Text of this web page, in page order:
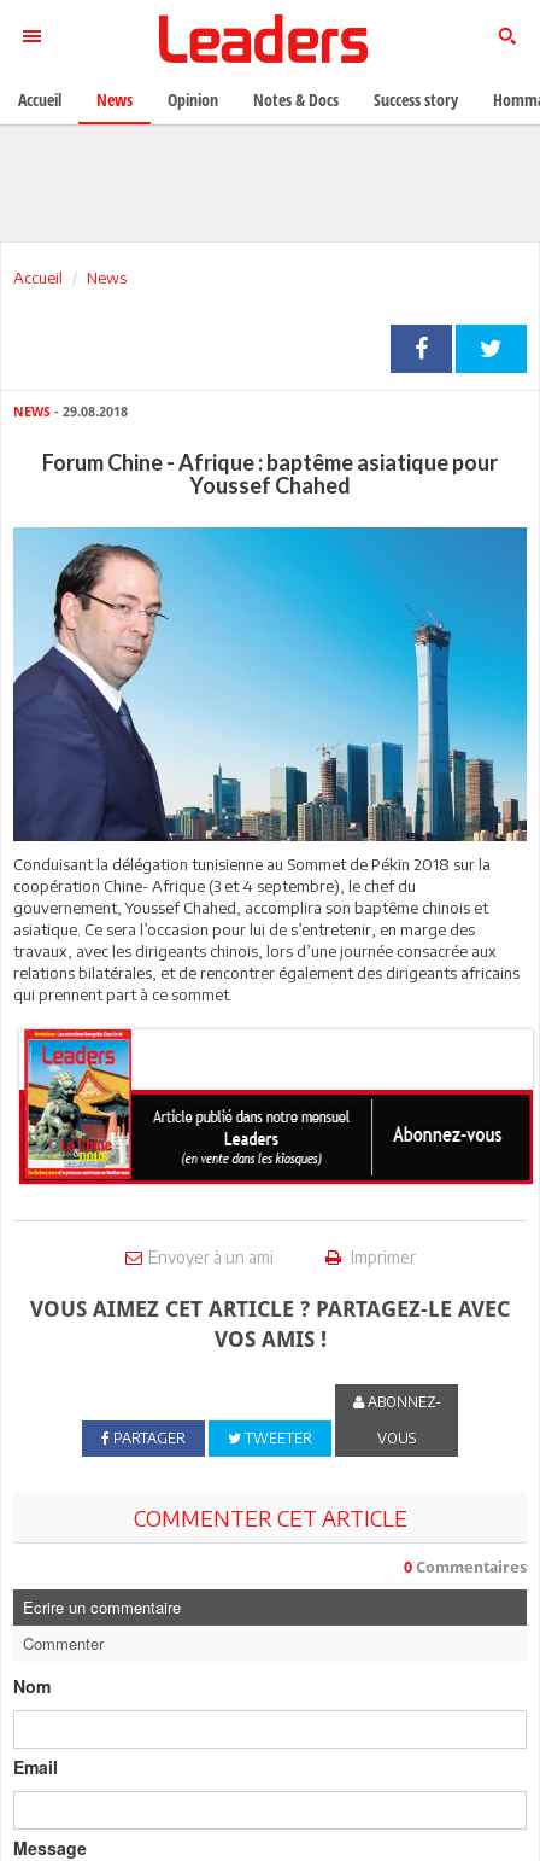
Accueil News
NEWS - 29.08.2018
Forum Chine - Afrique : baptême asiatique pour
Youssef Chahed
Conduisant la délégation tunisienne au Sommet de Pékin 2018 sur la
coopération Chine- Afrique (3 et 4 septembre), le chef du
gouvernement, Youssef Chahed, accomplira son baptême chinois et
asiatique. Ce sera l’occasion pour lui de s’entretenir, en marge des
travaux, avec les dirigeants chinois, lors d’une journée consacrée aux
relations bilatérales, et de rencontrer également des dirigeants africains
qui prennent part à ce sommet.
Envoyer à un ami Imprimer
VOUS AIMEZ CET ARTICLE ? PARTAGEZ-LE AVEC
VOS AMIS !
PARTAGER TWEETER
ABONNEZ-
VOUS
COMMENTER CET ARTICLE
0 Commentaires
Ecrire un commentaire
Commenter
Nom
Email
Message
Accueil News Opinion Notes & Docs Success story